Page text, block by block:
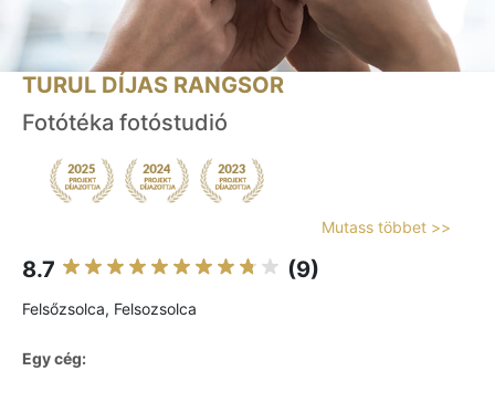
TURUL DÍJAS RANGSOR
Fotótéka fotóstudió
Mutass többet >>
8.7 (9)
Felsőzsolca, Felsozsolca
Egy cég: